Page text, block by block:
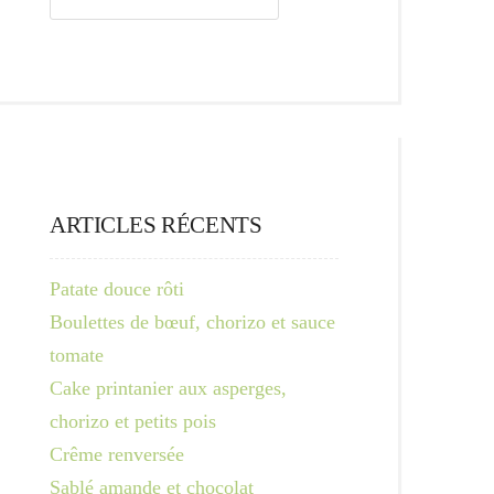
ARTICLES RÉCENTS
Patate douce rôti
Boulettes de bœuf, chorizo et sauce
tomate
Cake printanier aux asperges,
chorizo et petits pois
Crême renversée
Sablé amande et chocolat